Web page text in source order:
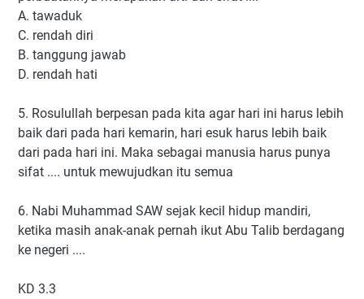
A. tawaduk
C. rendah diri
B. tanggung jawab
D. rendah hati
5. Rosulullah berpesan pada kita agar hari ini harus lebih
baik dari pada hari kemarin, hari esuk harus lebih baik
dari pada hari ini. Maka sebagai manusia harus punya
sifat .... untuk mewujudkan itu semua
6. Nabi Muhammad SAW sejak kecil hidup mandiri,
ketika masih anak-anak pernah ikut Abu Talib berdagang
ke negeri ....
KD 3.3